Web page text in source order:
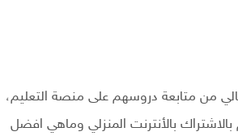
من متابعة دروسهم على منصة التعليم،
بالأنترنت المنزلي وماهي افضل